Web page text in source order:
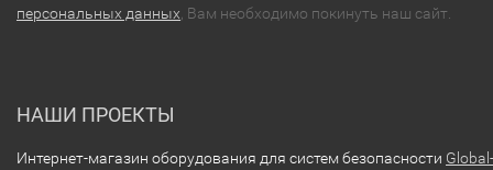
персональных данных , Вам необходимо покинуть наш сайт.
НАШИ ПРОЕКТЫ
Интернет-магазин оборудования для систем безопасности Global-